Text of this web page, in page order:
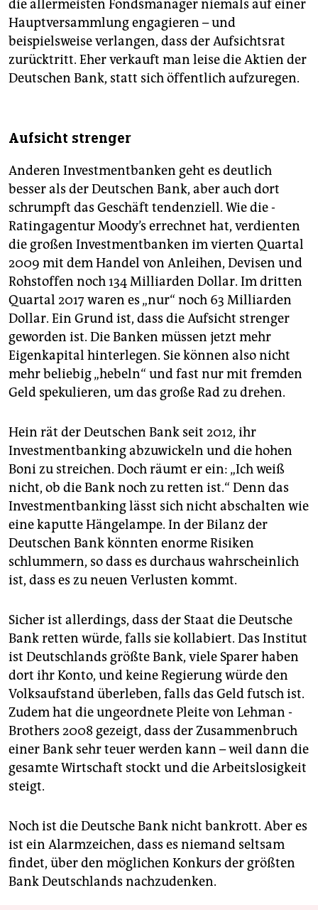
die allermeisten Fondsmanager niemals auf einer
Hauptversammlung engagieren – und
beispielsweise verlangen, dass der Aufsichtsrat
zurücktritt. Eher verkauft man leise die Aktien der
Deutschen Bank, statt sich öffentlich aufzuregen.
Aufsicht strenger
Anderen ­Investmentbanken geht es deutlich
besser als der Deutschen Bank, aber auch dort
schrumpft das Geschäft tendenziell. Wie die ­
Ratingagentur Moody’s errechnet hat, verdienten
die großen Investmentbanken im vierten Quartal
2009 mit dem Handel von Anleihen, Devisen und
Rohstoffen noch 134 Milliarden Dollar. Im dritten
Quartal 2017 waren es „nur“ noch 63 Milliarden
Dollar. Ein Grund ist, dass die Aufsicht strenger
geworden ist. Die Banken müssen jetzt mehr
Eigenkapital hinterlegen. Sie können also nicht
mehr beliebig „hebeln“ und fast nur mit fremden
Geld spekulieren, um das große Rad zu drehen.
Hein rät der Deutschen Bank seit 2012, ihr
Investmentbanking abzuwickeln und die hohen
Boni zu streichen. Doch räumt er ein: „Ich weiß
nicht, ob die Bank noch zu retten ist.“ Denn das
Investmentbanking lässt sich nicht abschalten wie
eine kaputte Hängelampe. In der Bilanz der
Deutschen Bank könnten enorme Risiken
schlummern, so dass es durchaus wahrscheinlich
ist, dass es zu neuen Verlusten kommt.
Sicher ist allerdings, dass der Staat die Deutsche
Bank retten würde, falls sie kollabiert. Das Institut
ist Deutschlands größte Bank, viele Sparer haben
dort ihr Konto, und keine Regierung würde den
Volksaufstand überleben, falls das Geld futsch ist.
Zudem hat die ungeordnete Pleite von Lehman ­
Brothers 2008 gezeigt, dass der Zusammenbruch
einer Bank sehr teuer werden kann – weil dann die
gesamte Wirtschaft stockt und die Arbeitslosigkeit
steigt.
Noch ist die Deutsche Bank nicht bankrott. Aber es
ist ein Alarmzeichen, dass es niemand seltsam
findet, über den ­möglichen Konkurs der größten
Bank Deutschlands nachzudenken.